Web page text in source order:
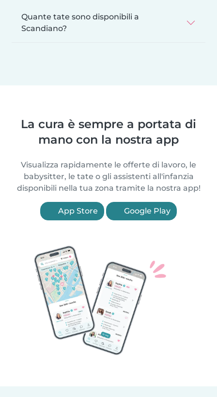
Quante tate sono disponibili a
Scandiano?
La cura è sempre a portata di
mano con la nostra app
Visualizza rapidamente le offerte di lavoro, le
babysitter, le tate o gli assistenti all'infanzia
disponibili nella tua zona tramite la nostra app!
App Store Google Play